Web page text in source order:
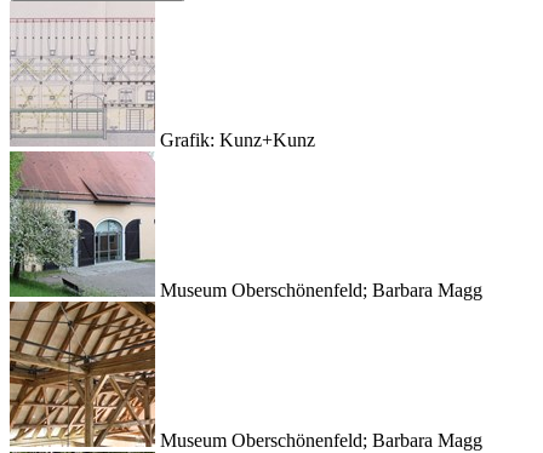
Grafik: Kunz+Kunz
Museum Oberschönenfeld; Barbara Magg
Museum Oberschönenfeld; Barbara Magg